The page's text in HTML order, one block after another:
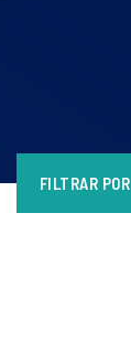
FILTRAR POR